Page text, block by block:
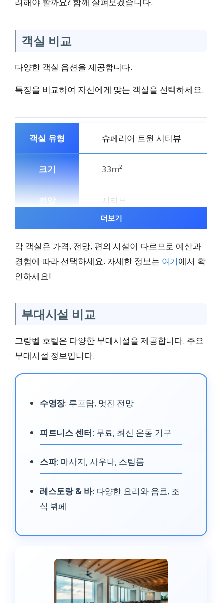
려해야 할까요? 함께 살펴보겠습니다.
객실 비교
다양한 객실 옵션을 제공합니다.
특징을 비교하여 자신에게 맞는 객실을 선택하세요.
슈페리어 트윈 시티뷰
33m²
시티뷰
기본 편의 시설
₩89,361 ~
디럭스 스튜디오
–
₩126,866
더보기
각 객실은 가격, 전망, 편의 시설이 다르므로 예산과
경험에 따라 선택하세요. 자세한 정보는 여기에서 확
인하세요!
부대시설 비교
그랑벨 호텔은 다양한 부대시설을 제공합니다. 주요
부대시설 정보입니다.
수영장: 루프탑, 멋진 전망
피트니스 센터: 무료, 최신 운동 기구
스파: 마사지, 사우나, 스팀룸
레스토랑 & 바: 다양한 요리와 음료, 조
식 뷔페